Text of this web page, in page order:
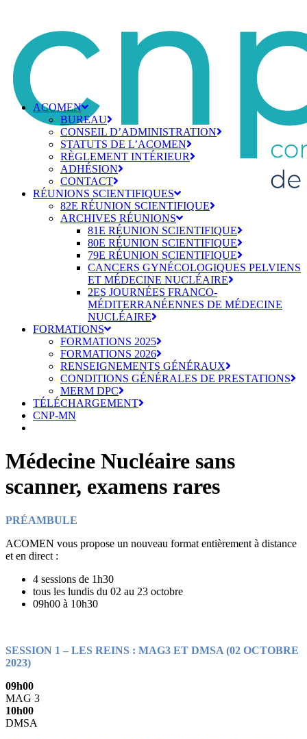
ACOMEN
BUREAU
CONSEIL D’ADMINISTRATION
STATUTS DE L’ACOMEN
RÈGLEMENT INTÉRIEUR
ADHÉSION
CONTACT
RÉUNIONS SCIENTIFIQUES
82E RÉUNION SCIENTIFIQUE
ARCHIVES RÉUNIONS
81E RÉUNION SCIENTIFIQUE
80E RÉUNION SCIENTIFIQUE
79E RÉUNION SCIENTIFIQUE
CANCERS GYNÉCOLOGIQUES PELVIENS
ET MÉDECINE NUCLÉAIRE
2ES JOURNÉES FRANCO-
MÉDITERRANÉENNES DE MÉDECINE
NUCLÉAIRE
FORMATIONS
FORMATIONS 2025
FORMATIONS 2026
RENSEIGNEMENTS GÉNÉRAUX
CONDITIONS GÉNÉRALES DE PRESTATIONS
MERM DPC
TÉLÉCHARGEMENT
CNP-MN
Médecine Nucléaire sans
scanner, examens rares
PRÉAMBULE
ACOMEN vous propose un nouveau format entièrement à distance
et en direct :
4 sessions de 1h30
tous les lundis du 02 au 23 octobre
09h00 à 10h30
SESSION 1 – LES REINS : MAG3 ET DMSA (02 OCTOBRE
2023)
09h00
MAG 3
10h00
DMSA